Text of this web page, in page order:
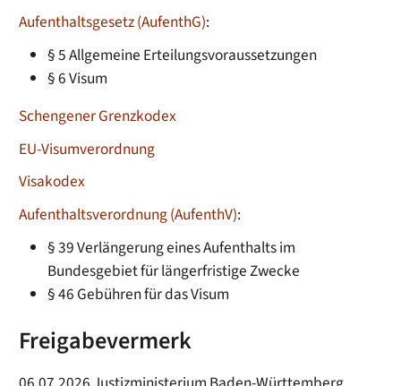
Aufenthaltsgesetz (AufenthG):
§ 5 Allgemeine Erteilungsvoraussetzungen
§ 6 Visum
Schengener Grenzkodex
EU-Visumverordnung
Visakodex
Aufenthaltsverordnung (AufenthV):
§ 39 Verlängerung eines Aufenthalts im
Bundesgebiet für längerfristige Zwecke
§ 46 Gebühren für das Visum
Freigabevermerk